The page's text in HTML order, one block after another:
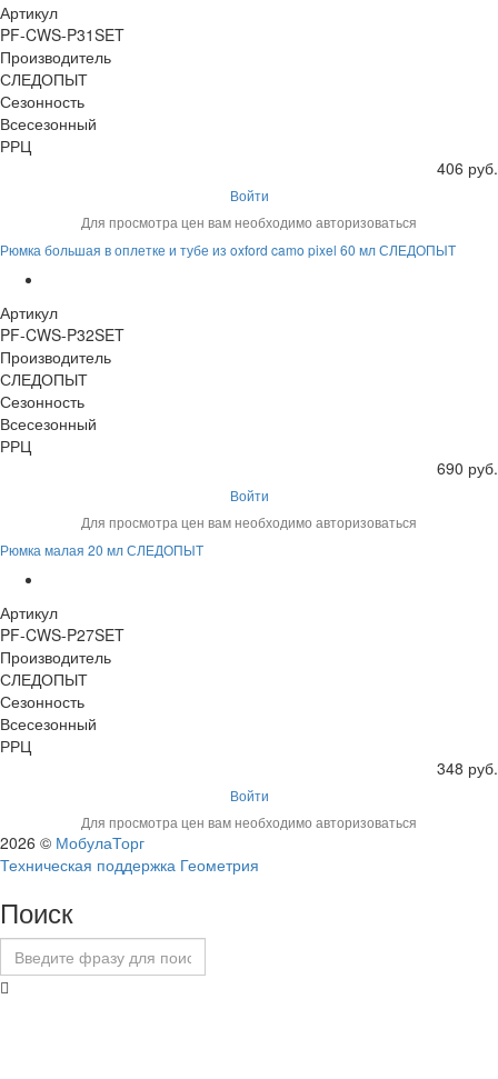
Артикул
PF-CWS-P31SET
Производитель
СЛЕДОПЫТ
Сезонность
Всесезонный
РРЦ
406 руб.
Войти
Для просмотра цен вам необходимо авторизоваться
Рюмка большая в оплетке и тубе из oxford camo pixel 60 мл СЛЕДОПЫТ
Артикул
PF-CWS-P32SET
Производитель
СЛЕДОПЫТ
Сезонность
Всесезонный
РРЦ
690 руб.
Войти
Для просмотра цен вам необходимо авторизоваться
Рюмка малая 20 мл СЛЕДОПЫТ
Артикул
PF-CWS-P27SET
Производитель
СЛЕДОПЫТ
Сезонность
Всесезонный
РРЦ
348 руб.
Войти
Для просмотра цен вам необходимо авторизоваться
2026 © МобулаТорг
Техническая поддержка Геометрия
Поиск